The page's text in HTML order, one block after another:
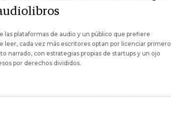
las plataformas de audio y un público que prefiere
leer, cada vez más escritores optan por licenciar primero
narrado, con estrategias propias de startups y un ojo
por derechos divididos.